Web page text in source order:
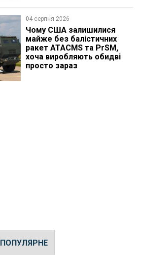
04 серпня 2026
Чому США залишилися
майже без балістичних
ракет ATACMS та PrSM,
хоча виробляють обидві
просто зараз
ПОПУЛЯРНЕ